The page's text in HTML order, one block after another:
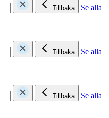
Tillbaka
Se alla
Tillbaka
Se alla
Tillbaka
Se alla